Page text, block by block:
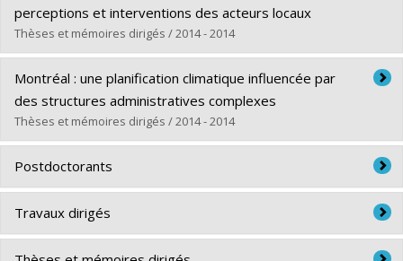
Cycle :Maîtrise
Diplôme obtenu :M. Urb.
Lien vers le document dans Papyrus
perceptions et interventions des acteurs locaux
Thèses et mémoires dirigés / 2014 - 2014
Diplômé(e) :Tremblay, Michaël
Cycle :Maîtrise
Diplôme obtenu :M. Sc.
Lien vers le document dans Papyrus
Montréal : une planification climatique influencée par
des structures administratives complexes
Thèses et mémoires dirigés / 2014 - 2014
Diplômé(e) :Daoust, Gabrielle
Cycle :Maîtrise
Diplôme obtenu :
Lien vers le document dans Papyrus
Postdoctorants
2015-16: Juliette Maulat, stagiaire post-doctorale de
l'Obervatoire Ivanohé Cambridge. Sujet:Planifier et produire
le TOD dans les banlieues du Grand Montréal
Travaux dirigés
Besson, L. – Étude des perceptions et des usages associés